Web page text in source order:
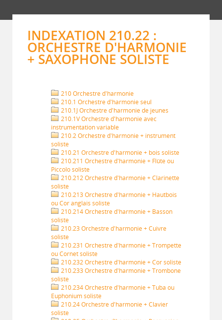
INDEXATION 210.22 :
ORCHESTRE D'HARMONIE
+ SAXOPHONE SOLISTE
210 Orchestre d'harmonie
210.1 Orchestre d'harmonie seul
210.1J Orchestre d'harmonie de jeunes
210.1V Orchestre d'harmonie avec
instrumentation variable
210.2 Orchestre d'harmonie + instrument
soliste
210.21 Orchestre d'harmonie + bois soliste
210.211 Orchestre d'harmonie + Flûte ou
Piccolo soliste
210.212 Orchestre d'harmonie + Clarinette
soliste
210.213 Orchestre d'harmonie + Hautbois
ou Cor anglais soliste
210.214 Orchestre d'harmonie + Basson
soliste
210.23 Orchestre d'harmonie + Cuivre
soliste
210.231 Orchestre d'harmonie + Trompette
ou Cornet soliste
210.232 Orchestre d'harmonie + Cor soliste
210.233 Orchestre d'harmonie + Trombone
soliste
210.234 Orchestre d'harmonie + Tuba ou
Euphonium soliste
210.24 Orchestre d'harmonie + Clavier
soliste